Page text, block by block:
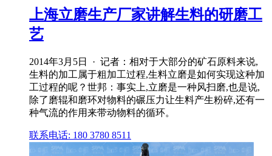
上海立磨生产厂家讲解生料的研磨工
艺
2014年3月5日 · 记者：相对于大部分的矿石原料来说,
生料的加工属于粗加工过程,生料立磨是如何实现这种加
工过程的呢？世邦：事实上,立磨是一种风扫磨,也是说,
除了磨辊和磨环对物料的碾压力让生料产生粉碎,还有一
种气流的作用来带动物料的循环。
联系电话: 180 3780 8511